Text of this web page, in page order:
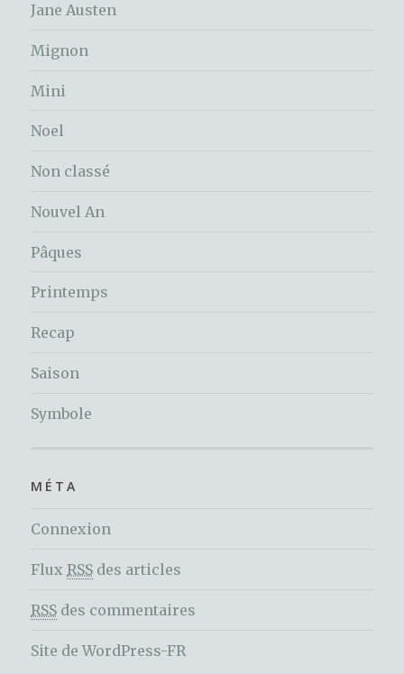
Jane Austen
Mignon
Mini
Noel
Non classé
Nouvel An
Pâques
Printemps
Recap
Saison
Symbole
MÉTA
Connexion
Flux RSS des articles
RSS des commentaires
Site de WordPress-FR